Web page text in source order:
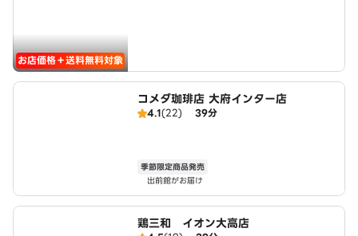
お店価格＋送料無料対象
コメダ珈琲店 大府インター店
4.1(22) 39分
季節限定商品発売
出前館がお届け
鶏三和 イオン大高店